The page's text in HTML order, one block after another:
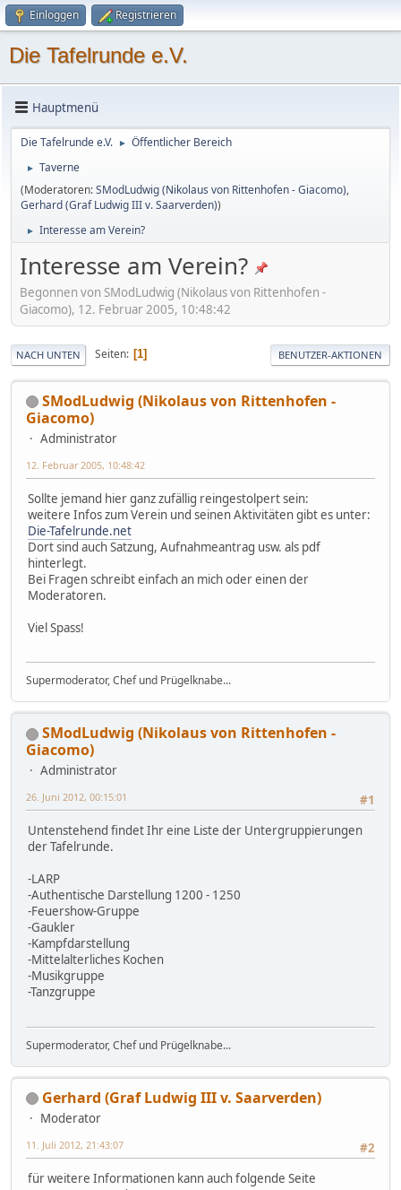
Einloggen Registrieren
Die Tafelrunde e.V.
Hauptmenü
Die Tafelrunde e.V. ► Öffentlicher Bereich
►
Taverne
(Moderatoren:SModLudwig (Nikolaus von Rittenhofen - Giacomo),
Gerhard (Graf Ludwig III v. Saarverden))
► Interesse am Verein?
Interesse am Verein?
Begonnen von SModLudwig (Nikolaus von Rittenhofen -
Giacomo), 12. Februar 2005, 10:48:42
NACH UNTEN Seiten 1 BENUTZER-AKTIONEN
SModLudwig (Nikolaus von Rittenhofen -
Giacomo)
Administrator
12. Februar 2005, 10:48:42
Sollte jemand hier ganz zufällig reingestolpert sein:
weitere Infos zum Verein und seinen Aktivitäten gibt es unter:
Die-Tafelrunde.net
Dort sind auch Satzung, Aufnahmeantrag usw. als pdf
hinterlegt.
Bei Fragen schreibt einfach an mich oder einen der
Moderatoren.
Viel Spass!
Supermoderator, Chef und Prügelknabe...
SModLudwig (Nikolaus von Rittenhofen -
Giacomo)
Administrator
#1
26. Juni 2012, 00:15:01
Untenstehend findet Ihr eine Liste der Untergruppierungen
der Tafelrunde.
-LARP
-Authentische Darstellung 1200 - 1250
-Feuershow-Gruppe
-Gaukler
-Kampfdarstellung
-Mittelalterliches Kochen
-Musikgruppe
-Tanzgruppe
Supermoderator, Chef und Prügelknabe...
Gerhard (Graf Ludwig III v. Saarverden)
Moderator
#2
11. Juli 2012, 21:43:07
für weitere Informationen kann auch folgende Seite